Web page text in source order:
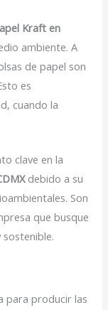
Kraft en
ambiente. A
de papel son
es
cuando la
clave en la
debido a su
Son
que busque
para producir las